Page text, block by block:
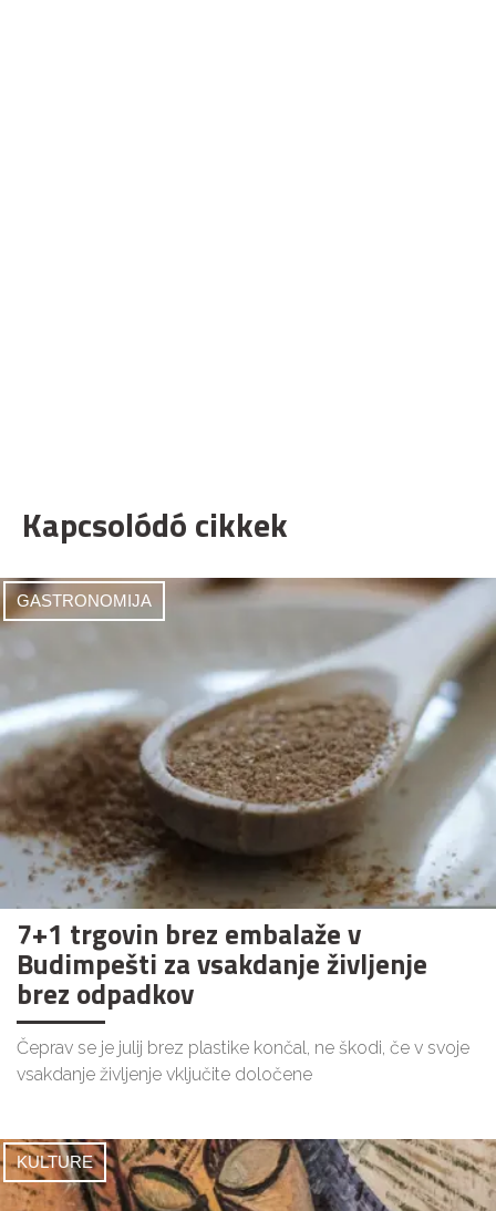
Kapcsolódó cikkek
GASTRONOMIJA
7+1 trgovin brez embalaže v
Budimpešti za vsakdanje življenje
brez odpadkov
Čeprav se je julij brez plastike končal, ne škodi, če v svoje
vsakdanje življenje vključite določene
KULTURE